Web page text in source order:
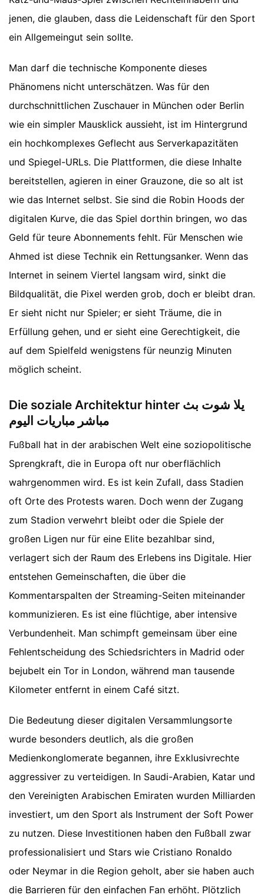
jenen, die glauben, dass die Leidenschaft für den Sport
ein Allgemeingut sein sollte.
Man darf die technische Komponente dieses
Phänomens nicht unterschätzen. Was für den
durchschnittlichen Zuschauer in München oder Berlin
wie ein simpler Mausklick aussieht, ist im Hintergrund
ein hochkomplexes Geflecht aus Serverkapazitäten
und Spiegel-URLs. Die Plattformen, die diese Inhalte
bereitstellen, agieren in einer Grauzone, die so alt ist
wie das Internet selbst. Sie sind die Robin Hoods der
digitalen Kurve, die das Spiel dorthin bringen, wo das
Geld für teure Abonnements fehlt. Für Menschen wie
Ahmed ist diese Technik ein Rettungsanker. Wenn das
Internet in seinem Viertel langsam wird, sinkt die
Bildqualität, die Pixel werden grob, doch er bleibt dran.
Er sieht nicht nur Spieler; er sieht Träume, die in
Erfüllung gehen, und er sieht eine Gerechtigkeit, die
auf dem Spielfeld wenigstens für neunzig Minuten
möglich scheint.
Die soziale Architektur hinter يلا شوت بث
مباشر مباريات اليوم
Fußball hat in der arabischen Welt eine soziopolitische
Sprengkraft, die in Europa oft nur oberflächlich
wahrgenommen wird. Es ist kein Zufall, dass Stadien
oft Orte des Protests waren. Doch wenn der Zugang
zum Stadion verwehrt bleibt oder die Spiele der
großen Ligen nur für eine Elite bezahlbar sind,
verlagert sich der Raum des Erlebens ins Digitale. Hier
entstehen Gemeinschaften, die über die
Kommentarspalten der Streaming-Seiten miteinander
kommunizieren. Es ist eine flüchtige, aber intensive
Verbundenheit. Man schimpft gemeinsam über eine
Fehlentscheidung des Schiedsrichters in Madrid oder
bejubelt ein Tor in London, während man tausende
Kilometer entfernt in einem Café sitzt.
Die Bedeutung dieser digitalen Versammlungsorte
wurde besonders deutlich, als die großen
Medienkonglomerate begannen, ihre Exklusivrechte
aggressiver zu verteidigen. In Saudi-Arabien, Katar und
den Vereinigten Arabischen Emiraten wurden Milliarden
investiert, um den Sport als Instrument der Soft Power
zu nutzen. Diese Investitionen haben den Fußball zwar
professionalisiert und Stars wie Cristiano Ronaldo
oder Neymar in die Region geholt, aber sie haben auch
die Barrieren für den einfachen Fan erhöht. Plötzlich